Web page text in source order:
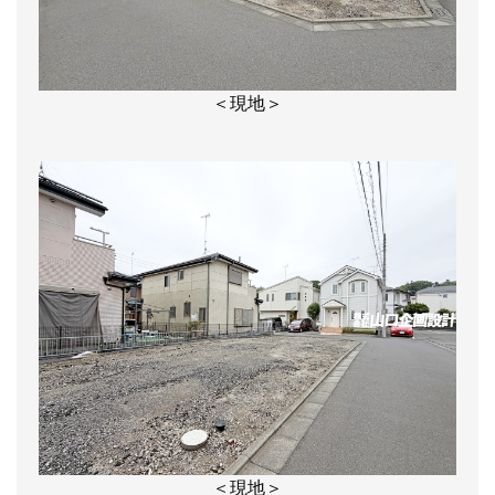
＜現地＞
＜現地＞